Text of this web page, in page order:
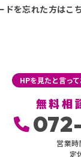
ドを忘れた方はこ
HPを見たと言っ
無料相
営業
定